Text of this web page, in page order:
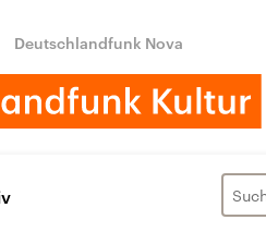
Deutschlandfunk Nova